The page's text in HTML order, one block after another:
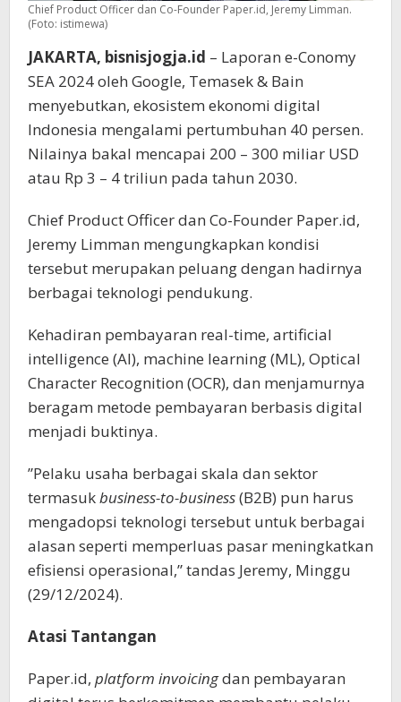
Chief Product Officer dan Co-Founder Paper.id, Jeremy Limman.
(Foto: istimewa)
JAKARTA, bisnisjogja.id – Laporan e-Conomy
SEA 2024 oleh Google, Temasek & Bain
menyebutkan, ekosistem ekonomi digital
Indonesia mengalami pertumbuhan 40 persen.
Nilainya bakal mencapai 200 – 300 miliar USD
atau Rp 3 – 4 triliun pada tahun 2030.
Chief Product Officer dan Co-Founder Paper.id,
Jeremy Limman mengungkapkan kondisi
tersebut merupakan peluang dengan hadirnya
berbagai teknologi pendukung.
Kehadiran pembayaran real-time, artificial
intelligence (AI), machine learning (ML), Optical
Character Recognition (OCR), dan menjamurnya
beragam metode pembayaran berbasis digital
menjadi buktinya.
”Pelaku usaha berbagai skala dan sektor
termasukbusiness-to-business(B2B) pun harus
mengadopsi teknologi tersebut untuk berbagai
alasan seperti memperluas pasar meningkatkan
efisiensi operasional,” tandas Jeremy, Minggu
(29/12/2024).
Atasi Tantangan
Paper.id, platform invoicingdan pembayaran